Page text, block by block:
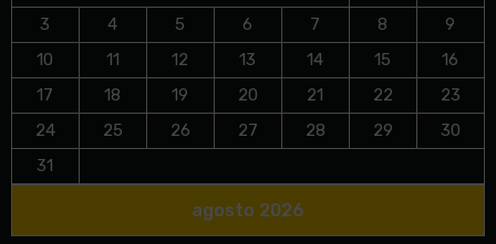
agosto 2026
3
4 5 6 7 8
9
10
11 12 13 14 15
16
17
18 19 20 21 22
23
24
25 26 27 28 29
30
31